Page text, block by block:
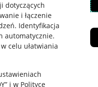
dotyczących
i łączenie
. Identyfikacja
automatycznie.
celu ułatwiania
i w Polityce